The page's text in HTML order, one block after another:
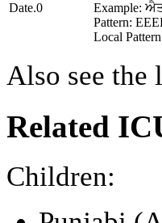
Date.0
Example:
Pattern:
Local
Also see the
Related
Children: